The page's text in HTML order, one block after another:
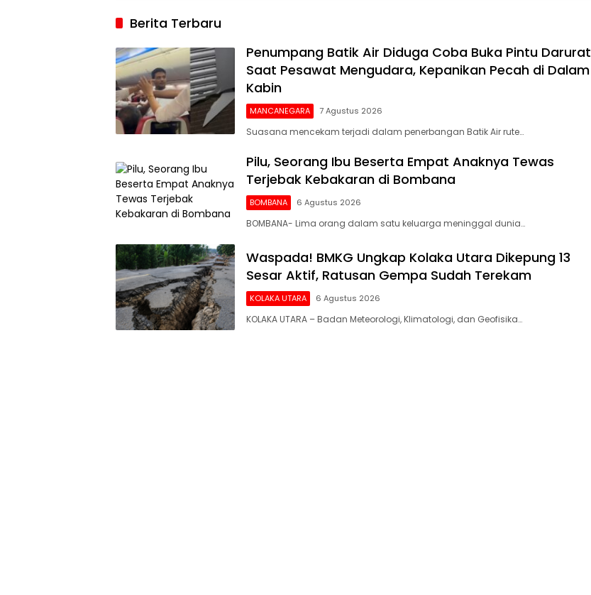
Berita Terbaru
Penumpang Batik Air Diduga Coba Buka Pintu Darurat
Saat Pesawat Mengudara, Kepanikan Pecah di Dalam
Kabin
MANCANEGARA 7 Agustus 2026
Suasana mencekam terjadi dalam penerbangan Batik Air rute…
Pilu, Seorang Ibu Beserta Empat Anaknya Tewas
Terjebak Kebakaran di Bombana
BOMBANA 6 Agustus 2026
BOMBANA- Lima orang dalam satu keluarga meninggal dunia…
Waspada! BMKG Ungkap Kolaka Utara Dikepung 13
Sesar Aktif, Ratusan Gempa Sudah Terekam
KOLAKA UTARA 6 Agustus 2026
KOLAKA UTARA – Badan Meteorologi, Klimatologi, dan Geofisika…
Siaran